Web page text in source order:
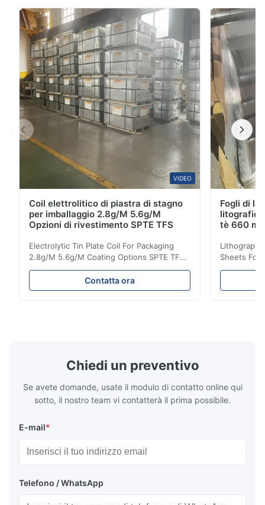
acciaio rivestito ad alte prestazioni realizzato
attraverso un processo continuo di zincatura a caldo.
Rivestindo la superficie dell'acciaio con uno ...
VIDEO
Coil elettrolitico di piastra di stagno
per imballaggio 2.8g/M 5.6g/M
Opzioni di rivestimento SPTE TFS
Electrolytic Tin Plate Coil For Packaging
2.8g/M 5.6g/M Coating Options SPTE TFS
Electrolytic Tin Plate Coil for Packaging -
2.8/2.8 & 5.6/5.6g/m Coating Options SPTE
TFS Electrolytic Tin Plate (ETP) represents
robust and adaptable. Engineered
specifically for
Contatta ora
Fogli di
tè 660
Sheets For
929mm
packaging
Chiedi un preventivo
Se avete domande, usate il modulo di contatto online qui
sotto, il nostro team vi contatterà il prima possibile.
E-mail*
Telefono / WhatsApp